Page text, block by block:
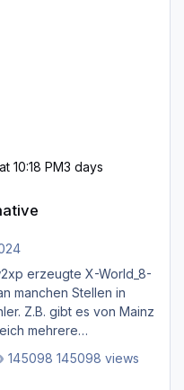
10:18 PM3 days
erzeugte X-World_8-
manchen Stellen in
Z.B. gibt es von Mainz
mehrere
145098 views